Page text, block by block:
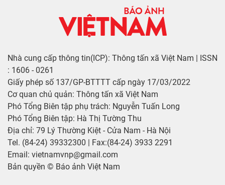
Nhà cung cấp thông tin(ICP): Thông tấn xã Việt Nam | ISSN
: 1606 - 0261
Giấy phép số 137/GP-BTTTT cấp ngày 17/03/2022
Cơ quan chủ quản: Thông tấn xã Việt Nam
Phó Tổng Biên tập phụ trách: Nguyễn Tuấn Long
Phó Tổng Biên tập: Hà Thị Tường Thu
Địa chỉ: 79 Lý Thường Kiệt - Cửa Nam - Hà Nội
Tel. (84-24) 39332300 | Fax:(84-24) 3933 2291
Email: vietnamvnp@gmail.com
Bản quyền © Báo ảnh Việt Nam